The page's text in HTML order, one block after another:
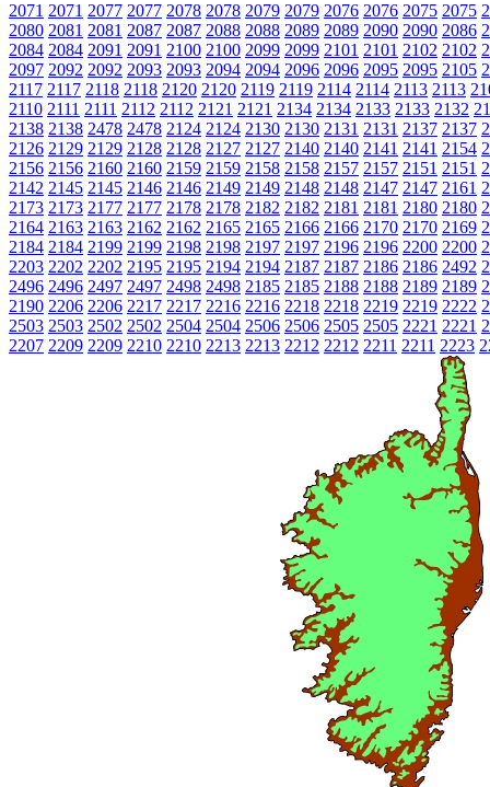
2071 2071 2077 2077 2078 2078 2079 2079 2076 2076 2075 2075
2080 2081 2081 2087 2087 2088 2088 2089 2089 2090 2090 2086
2084 2084 2091 2091 2100 2100 2099 2099 2101 2101 2102 2102
2097 2092 2092 2093 2093 2094 2094 2096 2096 2095 2095 2105
2117 2117 2118 2118 2120 2120 2119 2119 2114 2114 2113 2113
2110 2111 2111 2112 2112 2121 2121 2134 2134 2133 2133 2132
2138 2138 2478 2478 2124 2124 2130 2130 2131 2131 2137 2137
2126 2129 2129 2128 2128 2127 2127 2140 2140 2141 2141 2154
2156 2156 2160 2160 2159 2159 2158 2158 2157 2157 2151 2151
2142 2145 2145 2146 2146 2149 2149 2148 2148 2147 2147 2161
2173 2173 2177 2177 2178 2178 2182 2182 2181 2181 2180 2180
2164 2163 2163 2162 2162 2165 2165 2166 2166 2170 2170 2169
2184 2184 2199 2199 2198 2198 2197 2197 2196 2196 2200 2200
2203 2202 2202 2195 2195 2194 2194 2187 2187 2186 2186 2492
2496 2496 2497 2497 2498 2498 2185 2185 2188 2188 2189 2189
2190 2206 2206 2217 2217 2216 2216 2218 2218 2219 2219 2222
2503 2503 2502 2502 2504 2504 2506 2506 2505 2505 2221 2221
2207 2209 2209 2210 2210 2213 2213 2212 2212 2211 2211 2223